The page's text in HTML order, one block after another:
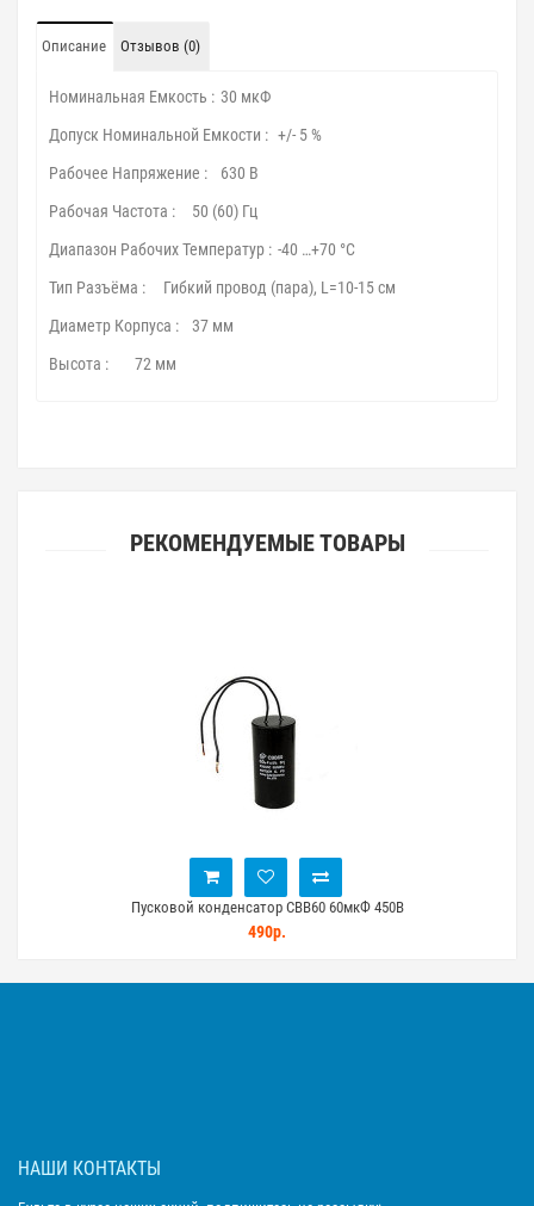
Описание Отзывов (0)
Номинальная Емкость : 30 мкФ
Допуск Номинальной Емкости : +/- 5 %
Рабочее Напряжение :
630 В
Рабочая Частота :
50 (60) Гц
Диапазон Рабочих Температур : -40 …+70 °С
Тип Разъёма :
Гибкий провод (пара), L=10-15 см
Диаметр Корпуса :
37 мм
Высота :
72 мм
РЕКОМЕНДУЕМЫЕ ТОВАРЫ
Пусковой конденсатор CBB60 60мкФ 450В
490р.
НАШИ КОНТАКТЫ